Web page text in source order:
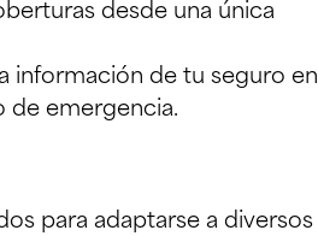
desde una única
información de tu seguro en
de emergencia.
para adaptarse a diversos